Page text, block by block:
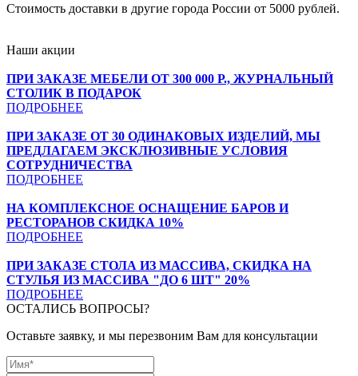
Стоимость доставки в другие города России от 5000 рублей.
Наши акции
ПРИ ЗАКАЗЕ МЕБЕЛИ ОТ 300 000 Р., ЖУРНАЛЬНЫЙ
СТОЛИК В ПОДАРОК
ПОДРОБНЕЕ
ПРИ ЗАКАЗЕ ОТ 30 ОДИНАКОВЫХ ИЗДЕЛИЙ, МЫ
ПРЕДЛАГАЕМ ЭКСКЛЮЗИВНЫЕ УСЛОВИЯ
СОТРУДНИЧЕСТВА
ПОДРОБНЕЕ
НА КОМПЛЕКСНОЕ ОСНАЩЕНИЕ БАРОВ И
РЕСТОРАНОВ СКИДКА 10%
ПОДРОБНЕЕ
ПРИ ЗАКАЗЕ СТОЛА ИЗ МАССИВА, СКИДКА НА
СТУЛЬЯ ИЗ МАССИВА "ДО 6 ШТ" 20%
ПОДРОБНЕЕ
ОСТАЛИСЬ ВОПРОСЫ?
Оставьте заявку, и мы перезвоним Вам для консультации